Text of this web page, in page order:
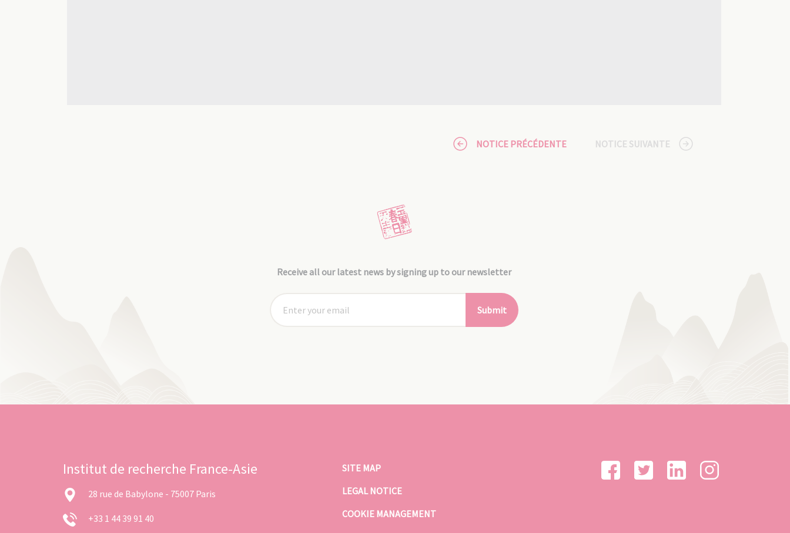
NOTICE PRÉCÉDENTE NOTICE SUIVANTE
Receive all our latest news by signing up to our newsletter
Submit
Institut de recherche France-Asie
28 rue de Babylone - 75007 Paris
+33 1 44 39 91 40
SITE MAP
LEGAL NOTICE
COOKIE MANAGEMENT